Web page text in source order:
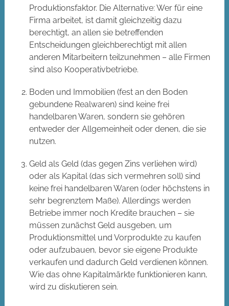
Produktionsfaktor. Die Alternative: Wer für eine
Firma arbeitet, ist damit gleichzeitig dazu
berechtigt, an allen sie betreffenden
Entscheidungen gleichberechtigt mit allen
anderen Mitarbeitern teilzunehmen – alle Firmen
sind also Kooperativbetriebe.
Boden und Immobilien (fest an den Boden
gebundene Realwaren) sind keine frei
handelbaren Waren, sondern sie gehören
entweder der Allgemeinheit oder denen, die sie
nutzen.
Geld als Geld (das gegen Zins verliehen wird)
oder als Kapital (das sich vermehren soll) sind
keine frei handelbaren Waren (oder höchstens in
sehr begrenztem Maße). Allerdings werden
Betriebe immer noch Kredite brauchen – sie
müssen zunächst Geld ausgeben, um
Produktionsmittel und Vorprodukte zu kaufen
oder aufzubauen, bevor sie eigene Produkte
verkaufen und dadurch Geld verdienen können.
Wie das ohne Kapitalmärkte funktionieren kann,
wird zu diskutieren sein.